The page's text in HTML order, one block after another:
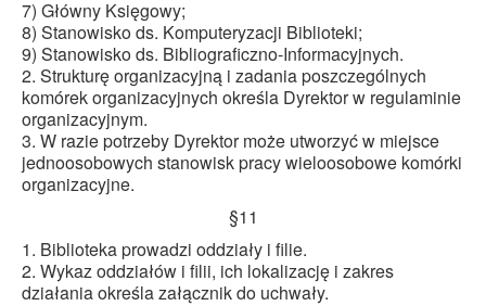
7) Główny Księgowy;
8) Stanowisko ds. Komputeryzacji Biblioteki;
9) Stanowisko ds. Bibliograficzno-Informacyjnych.
2. Strukturę organizacyjną i zadania poszczególnych
komórek organizacyjnych określa Dyrektor w regulaminie
organizacyjnym.
3. W razie potrzeby Dyrektor może utworzyć w miejsce
jednoosobowych stanowisk pracy wieloosobowe komórki
organizacyjne.
§11
1. Biblioteka prowadzi oddziały i filie.
2. Wykaz oddziałów i filii, ich lokalizację i zakres
działania określa załącznik do uchwały.